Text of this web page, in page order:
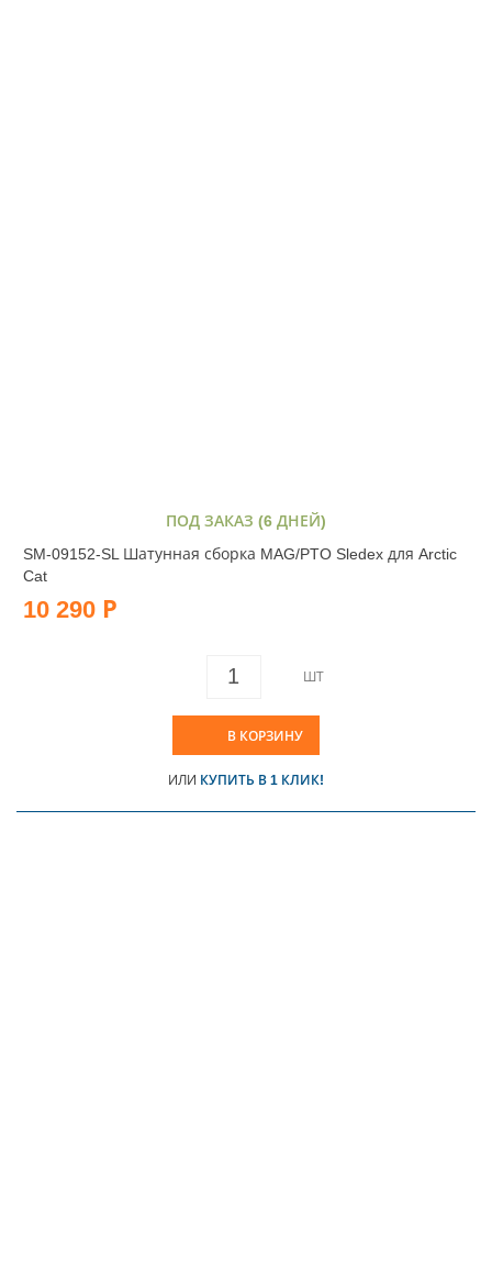
ПОД ЗАКАЗ (6 ДНЕЙ)
SM-09152-SL Шатунная сборка MAG/PTO Sledex для Arctic
Cat
10 290 Р
ШТ
В КОРЗИНУ
ИЛИ КУПИТЬ В 1 КЛИК!